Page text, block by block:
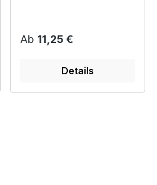
Regulärer Preis:
Ab 11,25 €
Details